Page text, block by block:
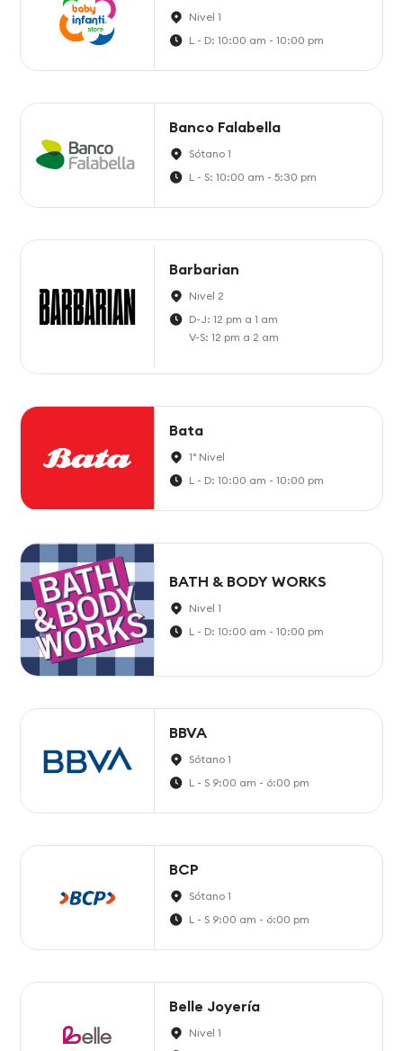
Nivel 1
L - D: 10:00 am - 10:00 pm
Banco Falabella
Sótano 1
L - S: 10:00 am - 5:30 pm
Barbarian
Nivel 2
D-J: 12 pm a 1 am
V-S: 12 pm a 2 am
Bata
1° Nivel
L - D: 10:00 am - 10:00 pm
BATH & BODY WORKS
Nivel 1
L - D: 10:00 am - 10:00 pm
BBVA
Sótano 1
L - S 9:00 am - 6:00 pm
BCP
Sótano 1
L - S 9:00 am - 6:00 pm
Belle Joyería
Nivel 1